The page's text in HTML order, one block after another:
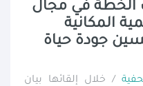
في مجال
المكانية
جودة حياة
/ خلال إلقائها بيان